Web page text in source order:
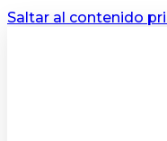
Saltar al contenido